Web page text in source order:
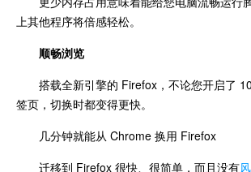
上其他程序将倍感轻松。
顺畅浏览
搭载全新引擎的 Firefox，不论您开启了
签页，切换时都变得更快。
几分钟就能从 Chrome 换用 Firefox
迁移到 Firefox 很快、很简单，而且没有